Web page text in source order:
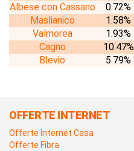
Albese con Cassano
0.72%
Maslianico
1.58%
Valmorea
1.93%
Cagno
10.47%
Blevio
5.79%
OFFERTE INTERNET
Offerte Internet Casa
Offerte Fibra